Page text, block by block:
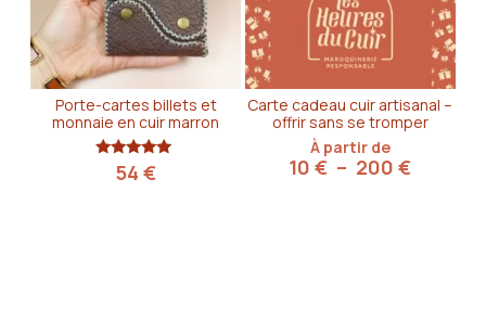
Porte-cartes billets et
monnaie en cuir marron
Note
5.00
54€
Carte cadeau cuir artisanal –
offrir sans se tromper
À partir de
10€ – 200€Plage